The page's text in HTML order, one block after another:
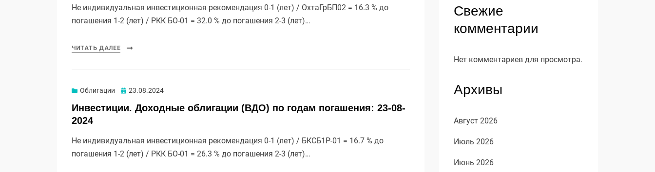
Не индивидуальная инвестиционная рекомендация 0-1 (лет) / ОхтаГрБП02 = 16.3 % до
погашения 1-2 (лет) / РКК БО-01 = 32.0 % до погашения 2-3 (лет)…
ЧИТАТЬ ДАЛЕЕ
Облигации Опубликовано
23.08.2024
Инвестиции. Доходные облигации (ВДО) по годам погашения: 23-08-
2024
Не индивидуальная инвестиционная рекомендация 0-1 (лет) / БКСБ1Р-01 = 16.7 % до
погашения 1-2 (лет) / РКК БО-01 = 26.3 % до погашения 2-3 (лет)…
Свежие
комментарии
Нет комментариев для просмотра.
Архивы
Август 2026
Июль 2026
Июнь 2026